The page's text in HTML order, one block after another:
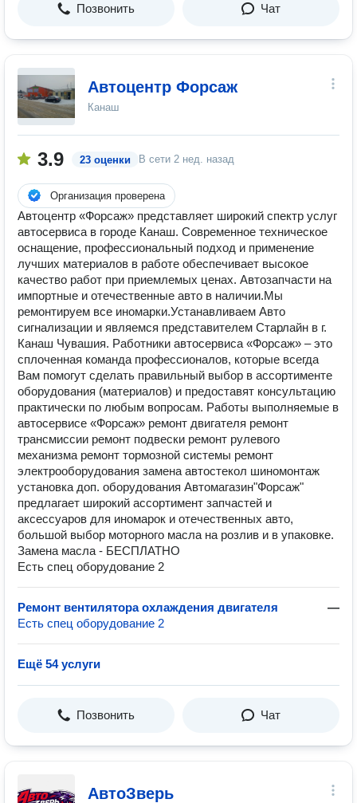
Позвонить Чат
Автоцентр Форсаж
Канаш
3.9 23 оценки В сети 2 нед. назад
Организация проверена
Автоцентр «Форсаж» представляет широкий спектр услуг
автосервиса в городе Канаш. Современное техническое
оснащение, профессиональный подход и применение
лучших материалов в работе обеспечивает высокое
качество работ при приемлемых ценах. Автозапчасти на
импортные и отечественные авто в наличии.Мы
ремонтируем все иномарки.Устанавливаем Авто
сигнализации и являемся представителем Старлайн в г.
Канаш Чувашия. Работники автосервиса «Форсаж» – это
сплоченная команда профессионалов, которые всегда
Вам помогут сделать правильный выбор в ассортименте
оборудования (материалов) и предоставят консультацию
практически по любым вопросам. Работы выполняемые в
автосервисе «Форсаж» ремонт двигателя ремонт
трансмиссии ремонт подвески ремонт рулевого
механизма ремонт тормозной системы ремонт
электрооборудования замена автостекол шиномонтаж
установка доп. оборудования Автомагазин"Форсаж"
предлагает широкий ассортимент запчастей и
аксессуаров для иномарок и отечественных авто,
большой выбор моторного масла на розлив и в упаковке.
Замена масла - БЕСПЛАТНО
Есть спец оборудование 2
Ремонт вентилятора охлаждения двигателя
—
Есть спец оборудование 2
Ещё 54 услуги
Позвонить Чат
АвтоЗверь